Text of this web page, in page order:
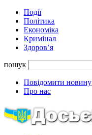
Події
Політика
Економіка
Кримінал
Здоров’я
пошук
Повідомити новину
Про нас